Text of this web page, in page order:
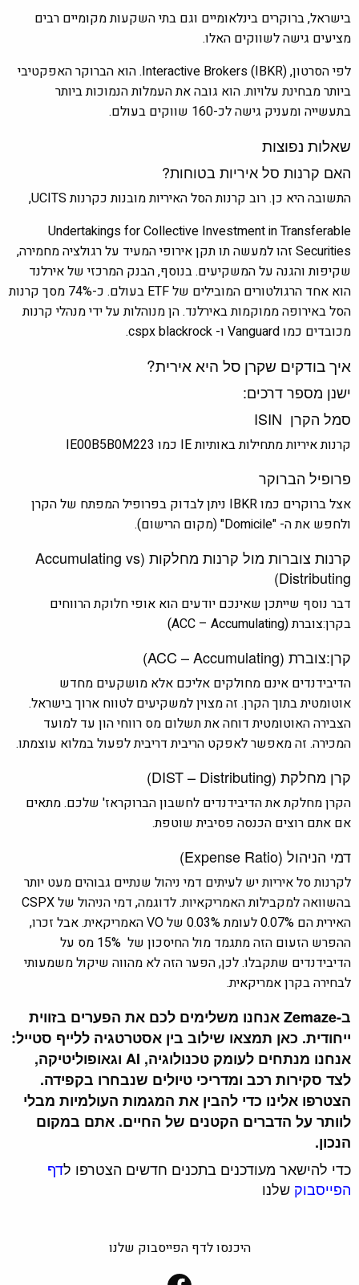
בישראל, ברוקרים בינלאומיים וגם בתי השקעות מקומיים רבים
מציעים גישה לשווקים האלו.
לפי הסרטון, (IBKR) Interactive Brokers. הוא הברוקר האפקטיבי
ביותר מבחינת עלויות. הוא גובה את העמלות הנמוכות ביותר
בתעשייה ומעניק גישה לכ-160 שווקים בעולם.
שאלות נפוצות
האם קרנות סל איריות בטוחות?
התשובה היא כן. רוב קרנות הסל האיריות מובנות כקרנות UCITS,
Undertakings for Collective Investment in Transferable
Securities זהו למעשה תו תקן אירופי המעיד על רגולציה מחמירה,
שקיפות והגנה על המשקיעים. בנוסף, הבנק המרכזי של אירלנד
הוא אחד הרגולטורים המובילים של ETF בעולם. כ-74% מסך קרנות
הסל באירופה ממוקמות באירלנד. הן מנוהלות על ידי מנהלי קרנות
מכובדים כמו Vanguard ו- cspx blackrock.
איך בודקים שקרן סל היא אירית?
ישנן מספר דרכים:
סמל הקרן ISIN
קרנות איריות מתחילות באותיות IE כמו IE00B5B0M223
פרופיל הברוקר
אצל ברוקרים כמו IBKR ניתן לבדוק בפרופיל המפתח של הקרן
ולחפש את ה- "Domicile" (מקום הרישום).
קרנות צוברות מול קרנות מחלקות (Accumulating vs
Distributing)
דבר נוסף שייתכן שאינכם יודעים הוא אופי חלוקת הרווחים
בקרן:צוברת (ACC – Accumulating)
קרן:צוברת (ACC – Accumulating)
הדיבידנדים אינם מחולקים אליכם אלא מושקעים מחדש
אוטומטית בתוך הקרן. זה מצוין למשקיעים לטווח ארוך בישראל.
הצבירה האוטומטית דוחה את תשלום מס רווחי הון עד למועד
המכירה. זה מאפשר לאפקט הריבית דריבית לפעול במלוא עוצמתו.
קרן מחלקת (DIST – Distributing)
הקרן מחלקת את הדיבידנדים לחשבון הברוקראז' שלכם. מתאים
אם אתם רוצים הכנסה פסיבית שוטפת.
דמי הניהול (Expense Ratio)
לקרנות סל איריות יש לעיתים דמי ניהול שנתיים גבוהים מעט יותר
בהשוואה למקבילות האמריקאיות. לדוגמה, דמי הניהול של CSPX
האירית הם 0.07% לעומת 0.03% של VO האמריקאית. אבל זכרו,
ההפרש הזעום הזה מתגמד מול החיסכון של 15% מס על
הדיבידנדים שתקבלו. לכן, הפער הזה לא מהווה שיקול משמעותי
לבחירה בקרן אמריקאית.
ב-Zemaze אנחנו משלימים לכם את הפערים בזווית
ייחודית. כאן תמצאו שילוב בין אסטרטגיה ללייף סטייל:
אנחנו מנתחים לעומק טכנולוגיה, AI וגאופוליטיקה,
לצד סקירות רכב ומדריכי טיולים שנבחרו בקפידה.
הצטרפו אלינו כדי להבין את המגמות העולמיות מבלי
לוותר על הדברים הקטנים של החיים. אתם במקום
הנכון.
כדי להישאר מעודכנים בתכנים חדשים הצטרפו ל דף
הפייסבוקשלנו
היכנסו לדף הפייסבוק שלנו